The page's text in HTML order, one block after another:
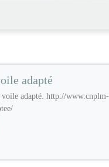
adapté
adapté. http://www.cnplm-